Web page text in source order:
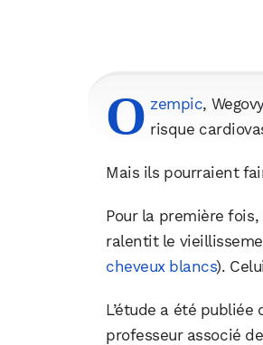
O zempic,
risque
Mais ils pourraient
Pour la première
ralentit le
cheveux blancs).
L’étude a été publiée
professeur associé